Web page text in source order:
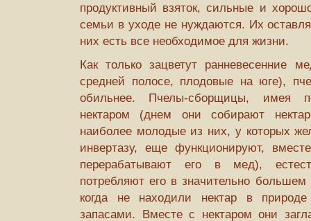
продуктивный взяток, сильные и
семьи в уходе не нуждаются. Их
них есть все необходимое для жизни.
Как только зацветут ранневесенние
средней полосе, плодовые на юге),
обильнее. Пчелы-сборщицы, имея
нектаром (днем они собирают
наиболее молодые из них, у которых
инвертазу, еще функционируют,
перерабатывают его в мед),
потребляют его в значительно
когда не находили нектар в
запасами. Вместе с нектаром они